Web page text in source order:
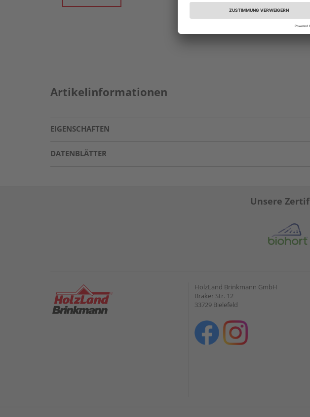
Artikelinformationen
EIGENSCHAFTEN
DATENBLÄTTER
Unsere
HolzLand Brinkmann GmbH
Braker Str. 12
33729 Bielefeld